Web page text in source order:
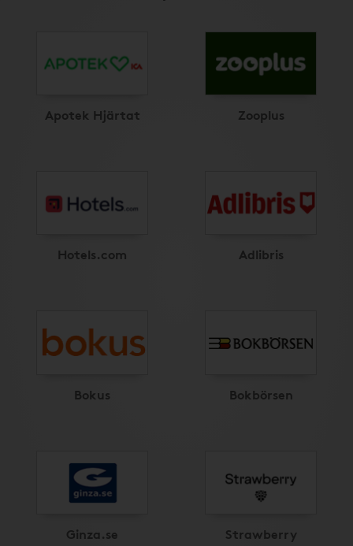
Apotek Hjärtat Zooplus
Hotels.com Adlibris
Bokus Bokbörsen
Ginza.se Strawberry